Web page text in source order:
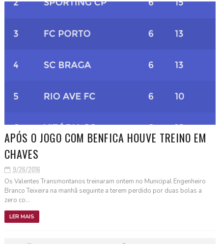
APÓS O JOGO COM BENFICA HOUVE TREINO EM
CHAVES
9/26/2016
Os Valentes Transmontanos treinaram ontem no Municipal Engenheiro
Branco Teixeira na manhã seguinte a terem perdido por duas bolas a
zero co...
LER MAIS